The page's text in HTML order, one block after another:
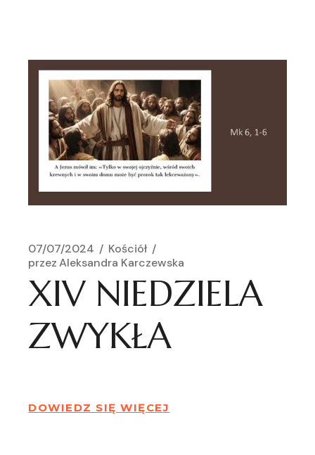
07/07/2024
Kościół
przez Aleksandra Karczewska
XIV NIEDZIELA
ZWYKŁA
DOWIEDZ SIĘ WIĘCEJ